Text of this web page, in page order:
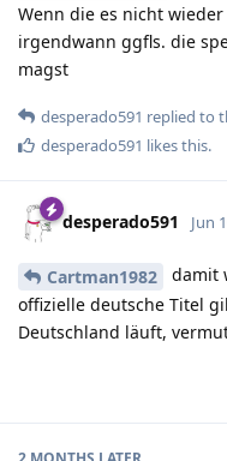
Wenn die es nicht
irgendwann ggfls. die
magst
desperado591 replied to
desperado591 likes this.
desperado591 Jun
Cartman1982
damit
offizielle deutsche Titel
Deutschland läuft,